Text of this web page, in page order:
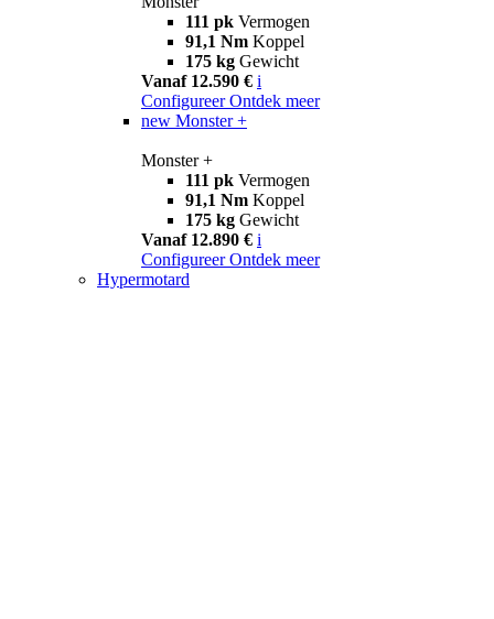
111 pk Vermogen
91,1 Nm Koppel
175 kg Gewicht
Vanaf 12.590 € i
Configureer Ontdek meer
new Monster +
Monster +
111 pk Vermogen
91,1 Nm Koppel
175 kg Gewicht
Vanaf 12.890 € i
Configureer Ontdek meer
Hypermotard